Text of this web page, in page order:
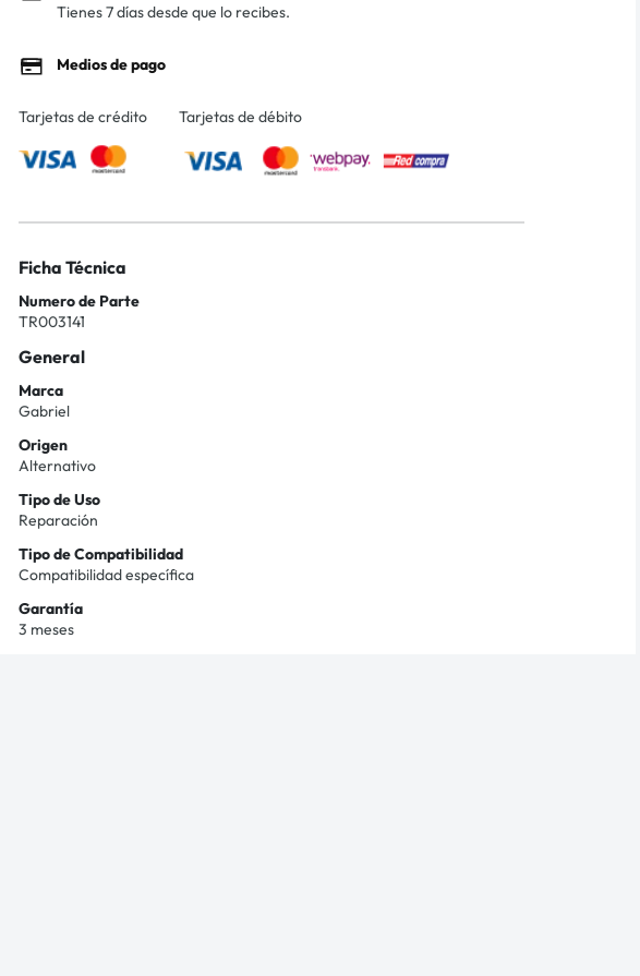
Tienes 7 días desde que lo recibes.
Medios de pago
Tarjetas de crédito Tarjetas de débito
Ficha Técnica
Numero de Parte
TR003141
General
Marca
Gabriel
Origen
Alternativo
Tipo de Uso
Reparación
Tipo de Compatibilidad
Compatibilidad específica
Garantía
3 meses